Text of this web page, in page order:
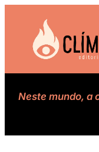
Neste mundo, a